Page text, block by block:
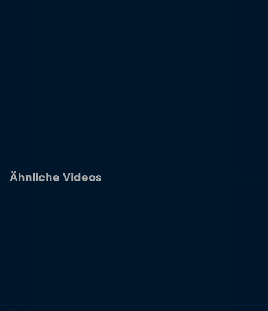
Ähnliche Videos